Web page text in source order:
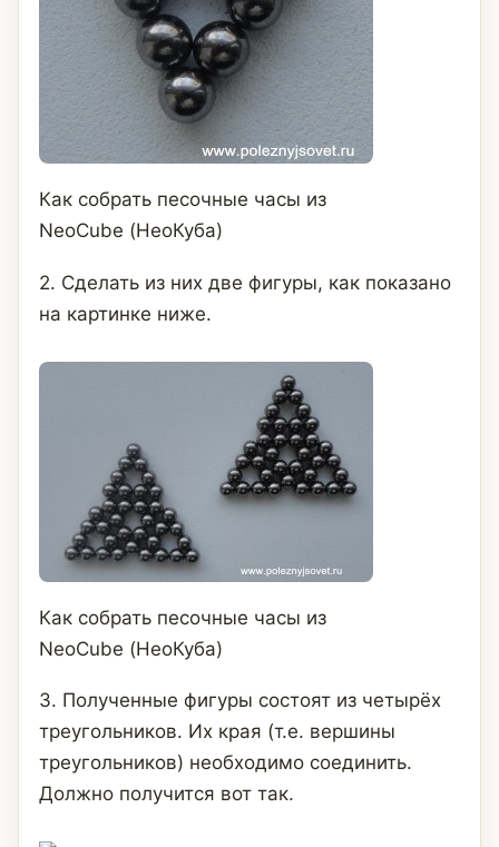
Как собрать песочные часы из
NeoCube (НеоКуба)
2. Сделать из них две фигуры, как показано
на картинке ниже.
Как собрать песочные часы из
NeoCube (НеоКуба)
3. Полученные фигуры состоят из четырёх
треугольников. Их края (т.е. вершины
треугольников) необходимо соединить.
Должно получится вот так.